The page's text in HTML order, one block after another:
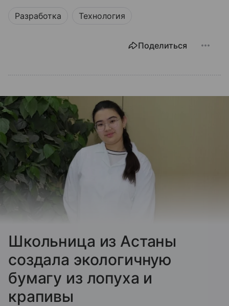
Разработка Технология
Поделиться
Школьница из Астаны
создала экологичную
бумагу из лопуха и
крапивы